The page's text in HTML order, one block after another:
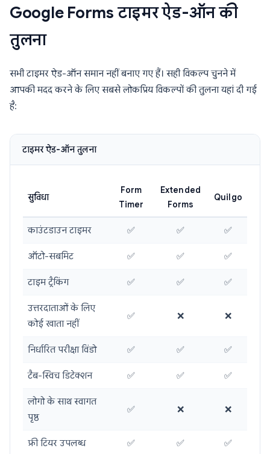
Google Forms टाइमर ऐड-ऑन की
तुलना
सभी टाइमर ऐड-ऑन समान नहीं बनाए गए हैं। सही विकल्प चुनने में
आपकी मदद करने के लिए सबसे लोकप्रिय विकल्पों की तुलना यहां दी गई
है:
टाइमर ऐड-ऑन तुलना
सुविधा
Form
Timer
Extended
Forms
Quilgo
काउंटडाउन टाइमर ✅ ✅ ✅
ऑटो-सबमिट ✅ ✅ ✅
टाइम ट्रैकिंग ✅ ✅ ✅
उत्तरदाताओं के लिए
कोई खाता नहीं
✅ ❌ ❌
निर्धारित परीक्षा विंडो ✅ ✅ ✅
टैब-स्विच डिटेक्शन ✅ ✅ ✅
लोगो के साथ स्वागत
पृष्ठ
✅ ❌ ❌
फ्री टियर उपलब्ध ✅ ✅ ✅